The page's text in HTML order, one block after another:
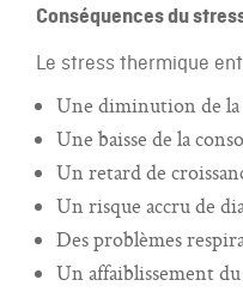
Conséquences du
Le stress thermique
Une diminution de la
Une baisse de la
Un retard de
Un risque accru de
Des problèmes
Un affaiblissement